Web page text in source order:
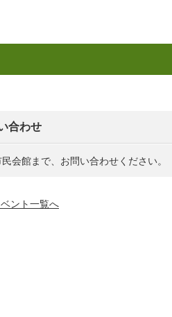
合わせ
民会館まで、お問い合わせください。
ント一覧へ